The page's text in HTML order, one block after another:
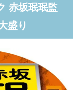
赤坂珉珉監
盛り